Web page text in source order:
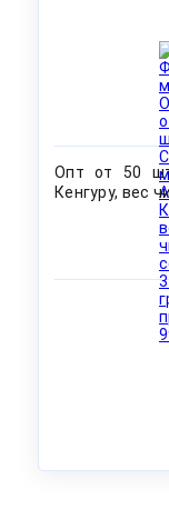
Опт от 50
Кенгуру, вес